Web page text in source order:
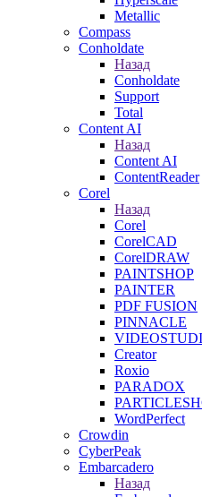
Metallic
Compass
Conholdate
Назад
Conholdate
Support
Total
Content AI
Назад
Content AI
ContentReader
Corel
Назад
Corel
CorelCAD
CorelDRAW
PAINTSHOP
PAINTER
PDF FUSION
PINNACLE
Creator
Roxio
PARADOX
WordPerfect
Crowdin
CyberPeak
Embarcadero
Назад